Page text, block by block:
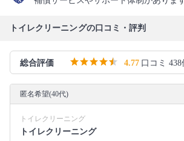
トイレクリーニングの口コミ・評判
総合評価 4.77 口コミ 438
匿名希望(40代)
トイレクリーニング
トイレクリーニング